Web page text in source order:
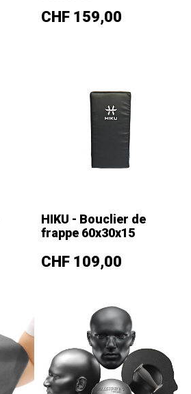
Prix
CHF 159,00
HIKU - Bouclier de
frappe 60x30x15
Prix
CHF 109,00